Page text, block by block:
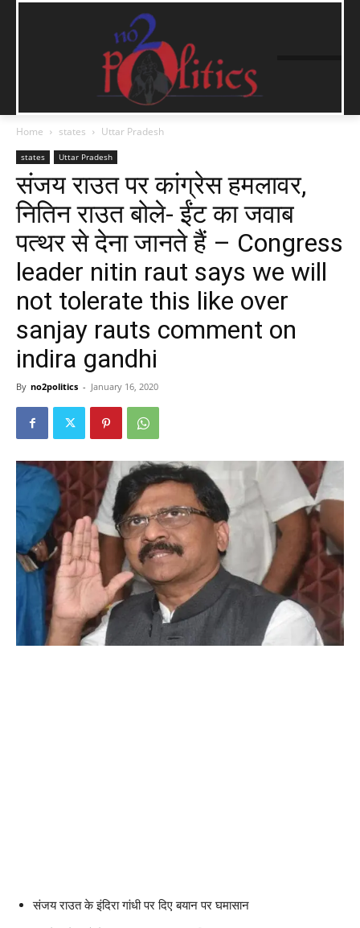
Home states Uttar Pradesh
states Uttar Pradesh
संजय राउत पर कांग्रेस हमलावर,
नितिन राउत बोले- ईंट का जवाब
पत्थर से देना जानते हैं – Congress
leader nitin raut says we will
not tolerate this like over
sanjay rauts comment on
indira gandhi
By no2politics - January 16, 2020
संजय राउत के इंदिरा गांधी पर दिए बयान पर घमासान